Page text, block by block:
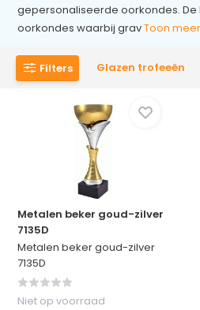
gepersonaliseerde oorkondes. De
oorkondes waarbij gravToon meer
Filters Glazen trofeeën
Metalen beker goud-zilver
7135D
Metalen beker goud-zilver
7135D
Niet op voorraad